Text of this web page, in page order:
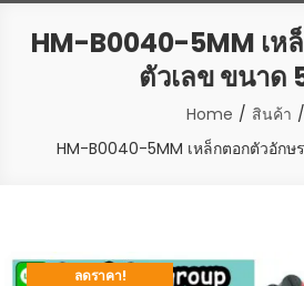
HM-B0040-5MM เห
ตัวเลข ขนาด
Home
สินค้า
HM-B0040-5MM เหล็กตอกตัวอักษ
ลดราคา!